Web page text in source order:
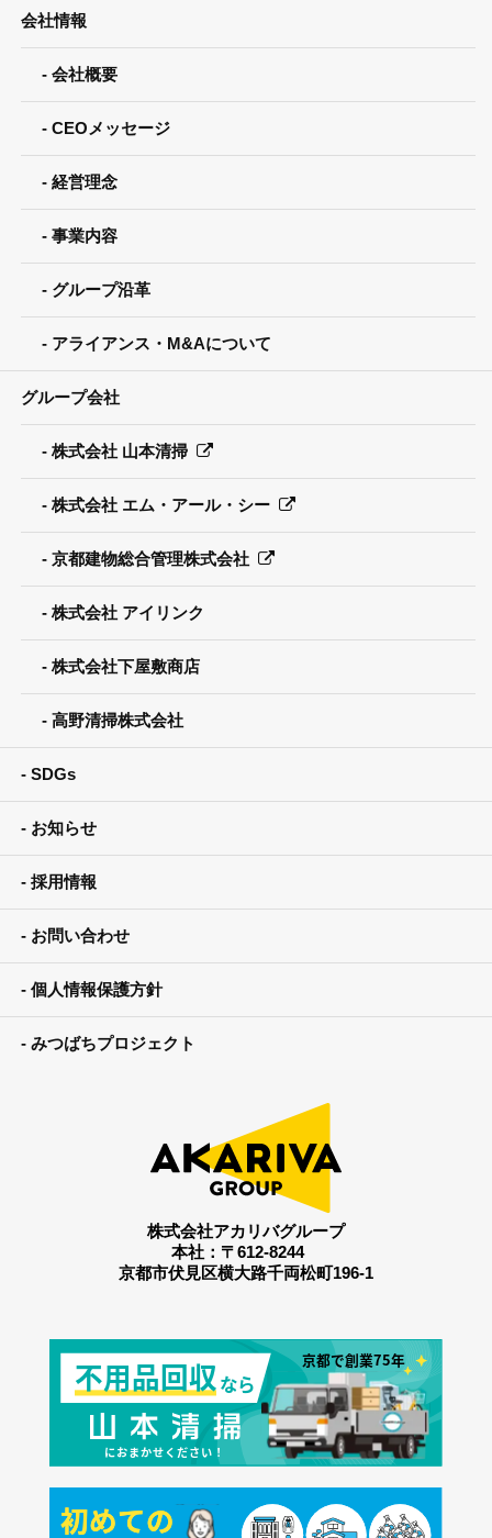
会社情報
会社概要
CEOメッセージ
経営理念
事業内容
グループ沿革
アライアンス・M&Aについて
グループ会社
株式会社 山本清掃
株式会社 エム・アール・シー
京都建物総合管理株式会社
株式会社 アイリンク
株式会社下屋敷商店
高野清掃株式会社
SDGs
お知らせ
採用情報
お問い合わせ
個人情報保護方針
みつばちプロジェクト
株式会社アカリバグループ
本社：〒612-8244
京都市伏見区横大路千両松町196-1